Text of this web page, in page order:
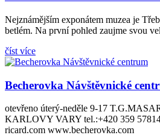
Nejznámějším exponátem muzea je
betlém. Na první pohled zaujme svou
číst více
Becherovka Návštěvnické
otevřeno úterý-neděle 9-17
KARLOVY VARY tel.:+420 359
ricard.com www.becherovka.com